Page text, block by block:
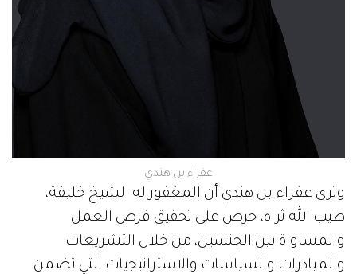
عفراء بن هندي
وترى عفراء بن هندي أن المغفور له الشيخ خليفة،
طيب الله ثراه، حرص على تحقيق فرص العمل
والمساواة بين الجنسين، من خلال التشريعات
والمبادرات والسياسات والاستراتيجيات التي تضمن